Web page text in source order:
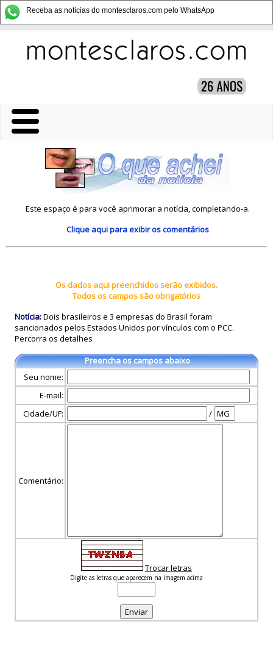
Receba as notícias do montesclaros.com pelo WhatsApp
Este espaço é para você aprimorar a notícia, completando-a.
Clique aquipara exibir os comentários
Os dados aqui preenchidos serão exibidos.
Todos os campos são obrigatórios
Notícia:Dois brasileiros e 3 empresas do Brasil foram
sancionados pelos Estados Unidos por vínculos com o PCC.
Percorra os detalhes
Preencha os campos abaixo
Seu nome:
E-mail:
Cidade/UF:
/
Comentário:
Trocar letras
Digite as letras que aparecem na imagem acima